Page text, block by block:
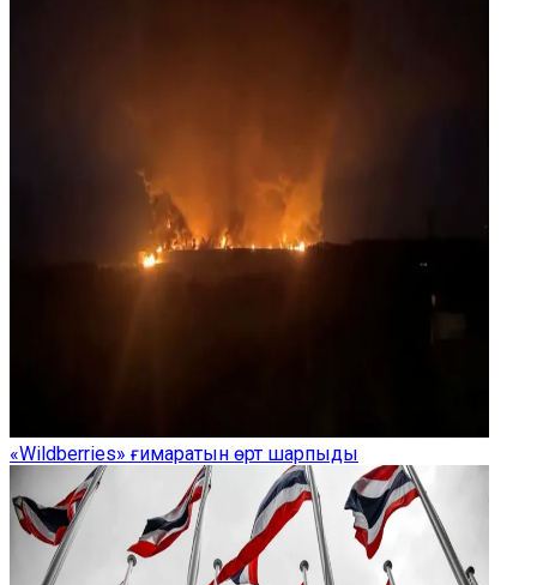
«Wildberries» ғимаратын өрт шарпыды